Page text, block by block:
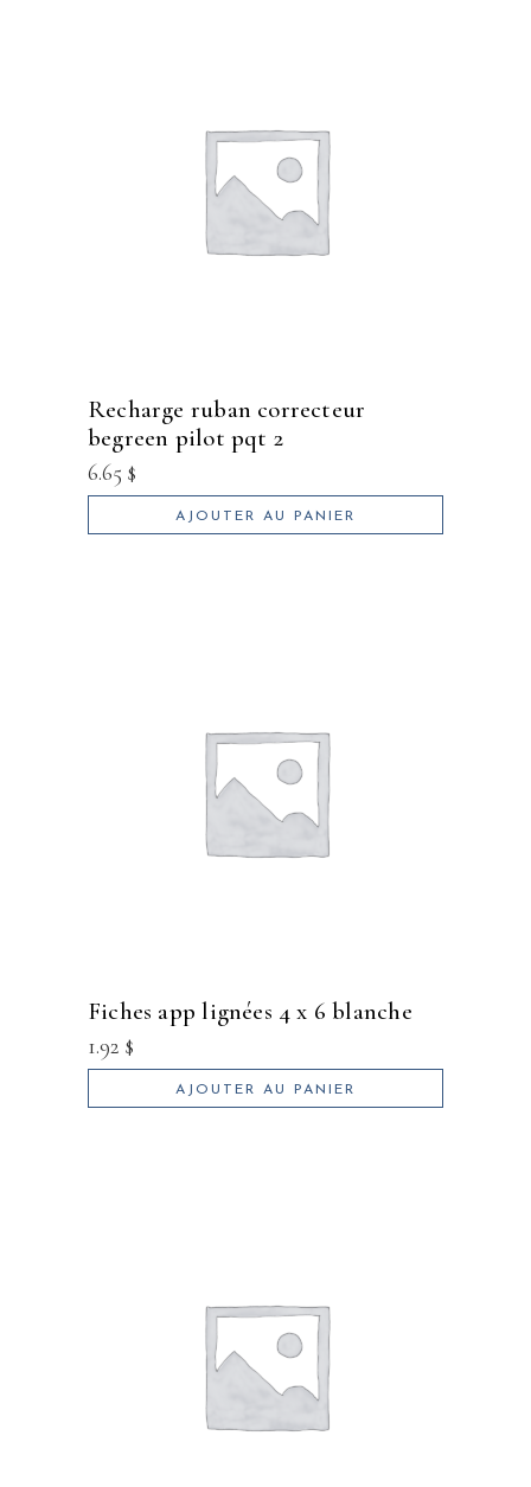
recharge ruban correcteur
begreen pilot pqt 2
6.65 $
AJOUTER AU PANIER
fiches app lignées 4 x 6 blanche
1.92 $
AJOUTER AU PANIER